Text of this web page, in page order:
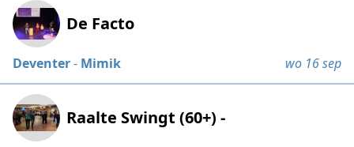
De Facto
Deventer- Mimik wo 16 sep
Raalte Swingt (60+) -